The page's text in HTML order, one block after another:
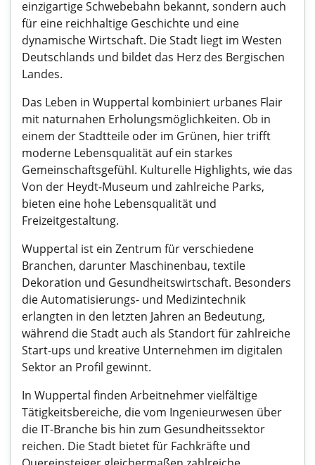
einzigartige Schwebebahn bekannt, sondern auch
für eine reichhaltige Geschichte und eine
dynamische Wirtschaft. Die Stadt liegt im Westen
Deutschlands und bildet das Herz des Bergischen
Landes.
Das Leben in Wuppertal kombiniert urbanes Flair
mit naturnahen Erholungsmöglichkeiten. Ob in
einem der Stadtteile oder im Grünen, hier trifft
moderne Lebensqualität auf ein starkes
Gemeinschaftsgefühl. Kulturelle Highlights, wie das
Von der Heydt-Museum und zahlreiche Parks,
bieten eine hohe Lebensqualität und
Freizeitgestaltung.
Wuppertal ist ein Zentrum für verschiedene
Branchen, darunter Maschinenbau, textile
Dekoration und Gesundheitswirtschaft. Besonders
die Automatisierungs- und Medizintechnik
erlangten in den letzten Jahren an Bedeutung,
während die Stadt auch als Standort für zahlreiche
Start-ups und kreative Unternehmen im digitalen
Sektor an Profil gewinnt.
In Wuppertal finden Arbeitnehmer vielfältige
Tätigkeitsbereiche, die vom Ingenieurwesen über
die IT-Branche bis hin zum Gesundheitssektor
reichen. Die Stadt bietet für Fachkräfte und